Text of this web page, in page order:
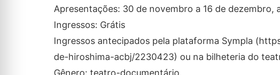
Apresentações: 30 de novembro a 16 de dezembro,
Ingressos: Grátis
Ingressos antecipados pela plataforma Sympla
de-hiroshima-acbj/2230423) ou na bilheteria do
Gênero: teatro-documentário.